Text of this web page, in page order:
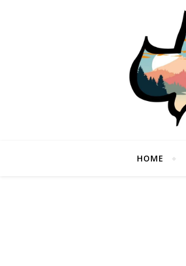
HOME